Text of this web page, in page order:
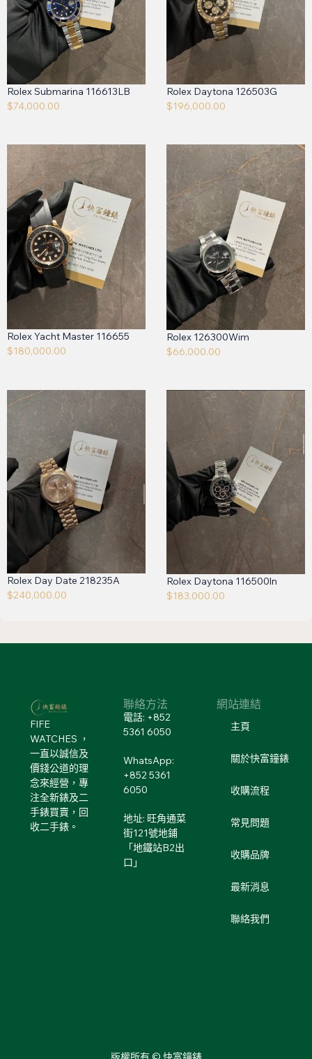
Rolex Submarina 116613LB
$74,000.00
Rolex Daytona 126503G
$196,000.00
Rolex Yacht Master 116655
$180,000.00
Rolex 126300Wim
$66,000.00
Rolex Day Date 218235A
$240,000.00
Rolex Daytona 116500ln
$183,000.00
FIFE
WATCHES ，
一直以誠信及
價錢公道的理
念來經營，專
注全新錶及二
手錶買賣，回
收二手錶。
聯絡方法
電話: +852
5361 6050
WhatsApp:
+852 5361
6050
地址: 旺角通菜
街121號地鋪
「地鐵站B2出
口」
網站連結
主頁
關於快富鐘錶
收購流程
常見問題
收購品牌
最新消息
聯絡我們